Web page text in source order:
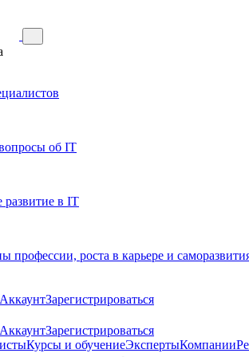
об IT
развитие в IT
профессии, роста в карьере и
Зарегистрироваться
Зарегистрироваться
Курсы и обучениеЭкспертыКомпании